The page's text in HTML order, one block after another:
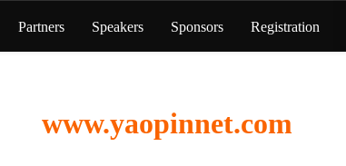
Partners Speakers Sponsors Registration
www.yaopinnet.com